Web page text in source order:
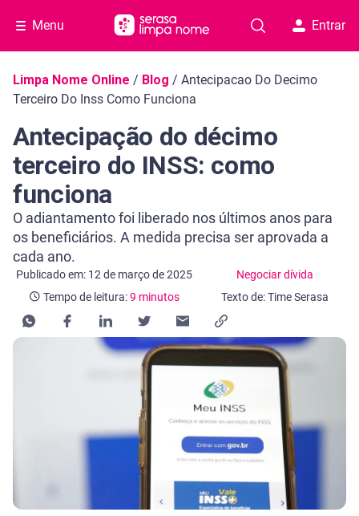
Menu Entrar
Navegação do blog
Limpa Nome Online / Blog / Antecipacao Do Decimo
Terceiro Do Inss Como Funciona
Antecipação do décimo
terceiro do INSS: como
funciona
O adiantamento foi liberado nos últimos anos para
os beneficiários. A medida precisa ser aprovada a
cada ano.
Publicado em: 12 de março de 2025 Negociar dívida
Categoria Negociar dívida
Tempo de leitura:9 minutos
Tempo de leitura: 9 minutos
Texto de: Time Serasa